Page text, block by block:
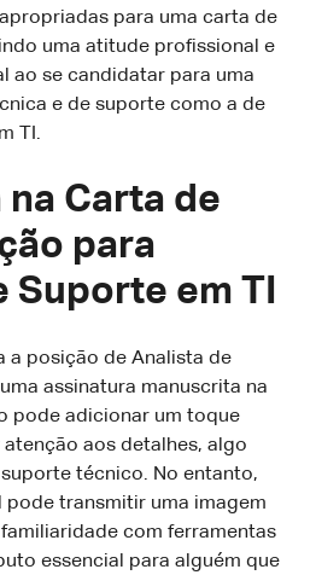
para uma carta de
uma atitude profissional e
ao se candidatar para uma
e de suporte como a de
TI.
Carta de
para
Suporte em TI
a posição de Analista de
assinatura manuscrita na
pode adicionar um toque
aos detalhes, algo
técnico. No entanto,
pode transmitir uma imagem
com ferramentas
essencial para alguém que